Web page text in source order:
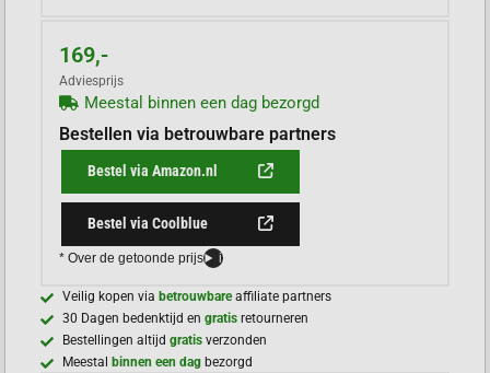
169,-
Adviesprijs
Meestal binnen een dag bezorgd
Bestellen via betrouwbare partners
Bestel via Amazon.nl
Bestel via Coolblue
* Over de getoonde prijs i
Veilig kopen via betrouwbareaffiliate partners
30 Dagen bedenktijd engratis retourneren
Bestellingen altijdgratisverzonden
Meestal
binnen een dag bezorgd